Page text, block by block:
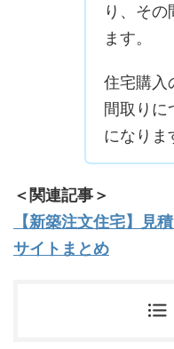
り、その
ます。
住宅購入
間取りに
になりま
＜関連記事＞
【新築注文住宅】見
サイトまとめ